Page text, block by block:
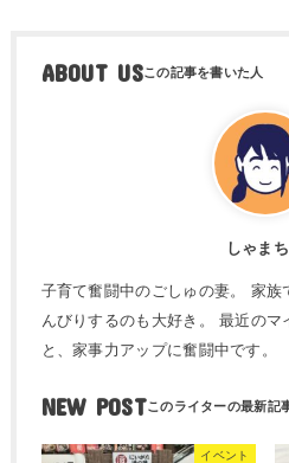
ABOUT US
しゃま
子育て奮闘中のごしゅの妻。 家
んびりするのも大好き。 最近のマ
と、家事力アップに奮闘中です。
NEW POST
イベント